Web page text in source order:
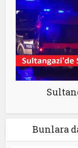
Bunlara